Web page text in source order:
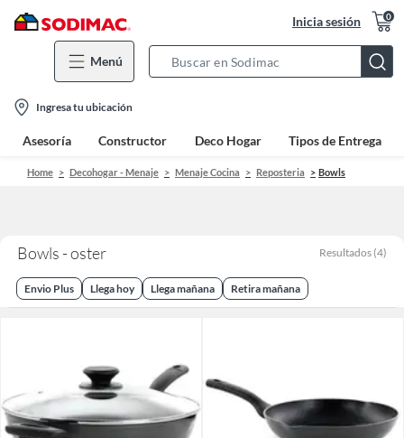
Inicia sesión 0
Menú
Bar
location-
icon
Ingresa tu ubicación
Asesoría Constructor Deco Hogar Tipos de Entrega
Home Decohogar - Menaje Menaje Cocina Reposteria Bowls
Bowls - oster Resultados (4)
Envio Plus Llega hoy Llega mañana Retira mañana